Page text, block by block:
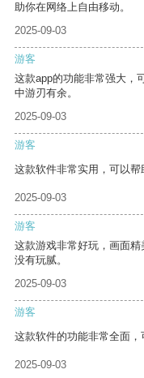
助你在网络上自由移动。
2025-09-03
游客
这款app的功能非常强大，
中游刃有余。
2025-09-03
游客
这款软件非常实用，可以帮
2025-09-03
游客
这款游戏非常好玩，画面
没有玩腻。
2025-09-03
游客
这款软件的功能非常全面，
2025-09-03